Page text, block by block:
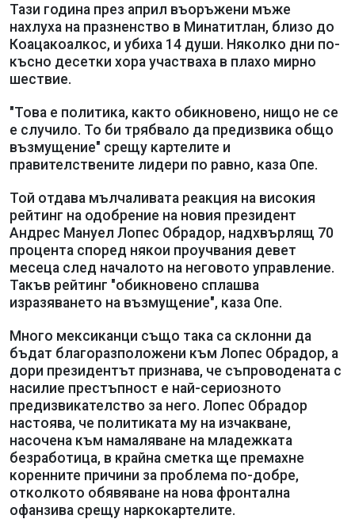
Тази година през април въоръжени мъже
нахлуха на празненство в Минатитлан, близо до
Коацакоалкос, и убиха 14 души. Няколко дни по-
късно десетки хора участваха в плахо мирно
шествие.
"Това е политика, както обикновено, нищо не се
е случило. То би трябвало да предизвика общо
възмущение" срещу картелите и
правителствените лидери по равно, каза Опе.
Той отдава мълчаливата реакция на високия
рейтинг на одобрение на новия президент
Андрес Мануел Лопес Обрадор, надхвърлящ 70
процента според някои проучвания девет
месеца след началото на неговото управление.
Такъв рейтинг "обикновено сплашва
изразяването на възмущение", каза Опе.
Много мексиканци също така са склонни да
бъдат благоразположени към Лопес Обрадор, а
дори президентът признава, че съпроводената с
насилие престъпност е най-сериозното
предизвикателство за него. Лопес Обрадор
настоява, че политиката му на изчакване,
насочена към намаляване на младежката
безработица, в крайна сметка ще премахне
коренните причини за проблема по-добре,
отколкото обявяване на нова фронтална
офанзива срещу наркокартелите.